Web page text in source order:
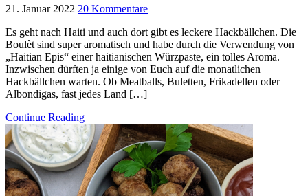
21. Januar 2022 20 Kommentare
Es geht nach Haiti und auch dort gibt es leckere Hackbällchen. Die
Boulèt sind super aromatisch und habe durch die Verwendung von
„Haitian Epis“ einer haitianischen Würzpaste, ein tolles Aroma.
Inzwischen dürften ja einige von Euch auf die monatlichen
Hackbällchen warten. Ob Meatballs, Buletten, Frikadellen oder
Albondigas, fast jedes Land […]
Continue Reading